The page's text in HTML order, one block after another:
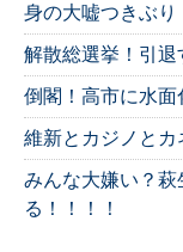
身の大嘘つきぶり
解散総選挙！引退
倒閣！高市に水面
維新とカジノとカ
みんな大嫌い？萩
る！！！！